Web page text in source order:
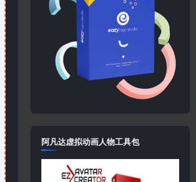
阿凡达虚拟动画人物工具包